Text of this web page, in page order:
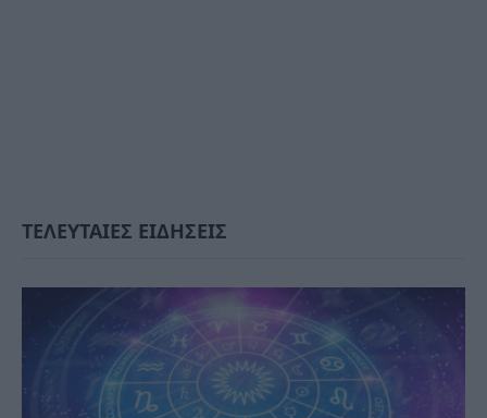
ΤΕΛΕΥΤΑΙΕΣ ΕΙΔΗΣΕΙΣ